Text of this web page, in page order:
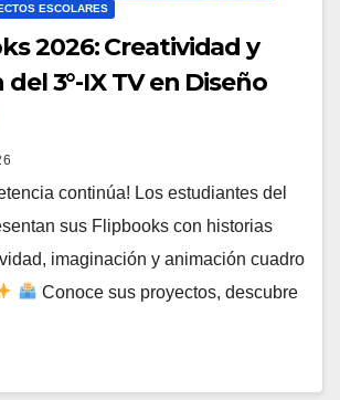
ESCOLARES
2026: Creatividad y
3°-IX TV en Diseño
continúa! Los estudiantes del
sus Flipbooks con historias
imaginación y animación cuadro
Conoce sus proyectos, descubre